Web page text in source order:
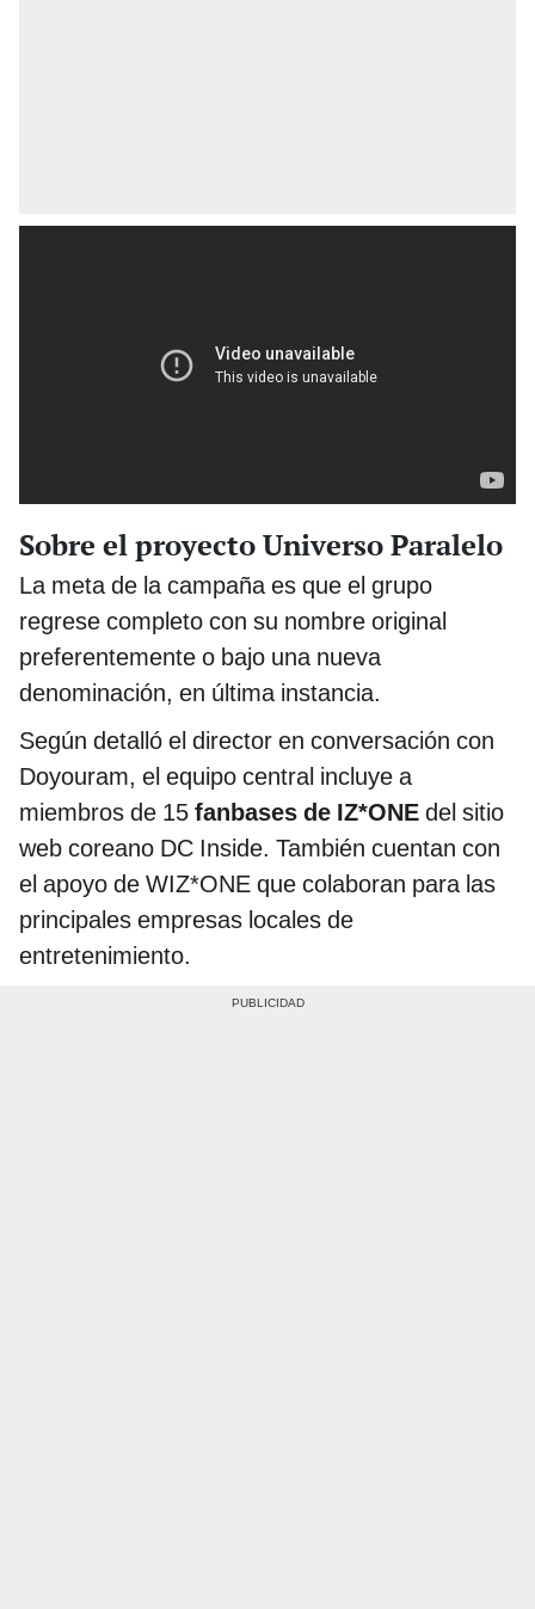
Sobre el proyecto Universo Paralelo
La meta de la campaña es que el grupo
regrese completo con su nombre original
preferentemente o bajo una nueva
denominación, en última instancia.
Según detalló el director en conversación con
Doyouram, el equipo central incluye a
miembros de 15 fanbases de IZ*ONE del sitio
web coreano DC Inside. También cuentan con
el apoyo de WIZ*ONE que colaboran para las
principales empresas locales de
entretenimiento.